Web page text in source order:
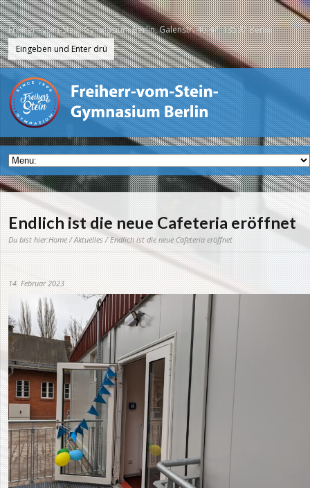
Freiherr-vom-Stein-Gymnasium Berlin, Galenstr. 40-44, 13597 Berlin
Endlich ist die neue Cafeteria eröffnet
Du bist hier:Home/Aktuelles/ Endlich ist die neue Cafeteria eröffnet
14. Februar 2023